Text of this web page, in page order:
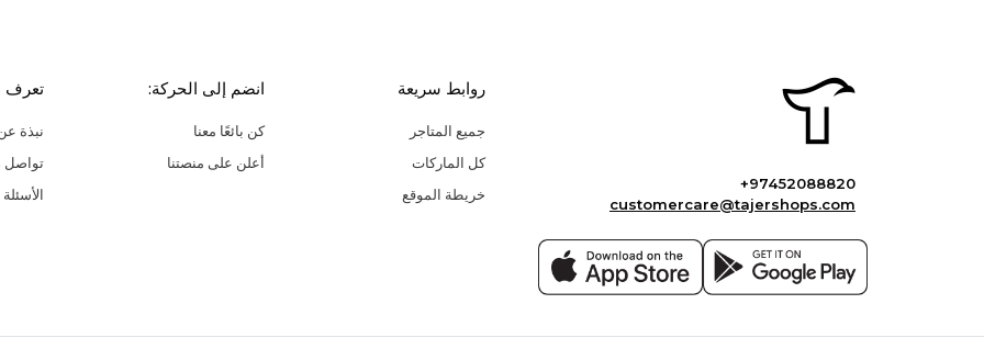
+97452088820
customercare@tajershops.com
روابط سريعة
جميع المتاجر
كل الماركات
خريطة الموقع
انضم إلى الحركة:
كن بائعًا معنا
أعلن على منصتنا
تعرف
نبذة
تواصل